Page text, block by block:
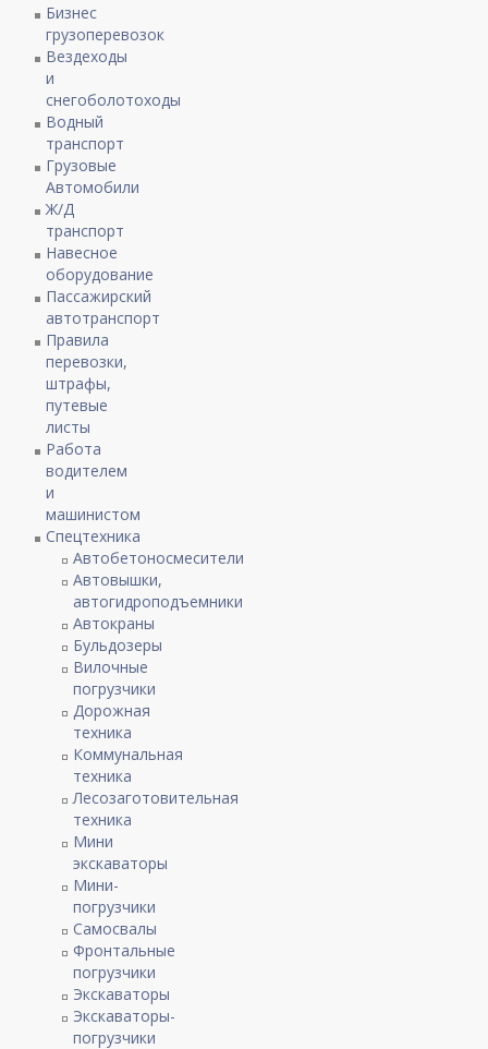
Бизнес
грузоперевозок
Вездеходы
и
снегоболотоходы
Водный
транспорт
Грузовые
Автомобили
Ж/Д
транспорт
Навесное
оборудование
Пассажирский
автотранспорт
Правила
перевозки,
штрафы,
путевые
листы
Работа
водителем
и
машинистом
Спецтехника
Автобетоносмесители
Автовышки,
автогидроподъемники
Автокраны
Бульдозеры
Вилочные
погрузчики
Дорожная
техника
Коммунальная
техника
Лесозаготовительная
техника
Мини
экскаваторы
Мини-
погрузчики
Самосвалы
Фронтальные
погрузчики
Экскаваторы
Экскаваторы-
погрузчики